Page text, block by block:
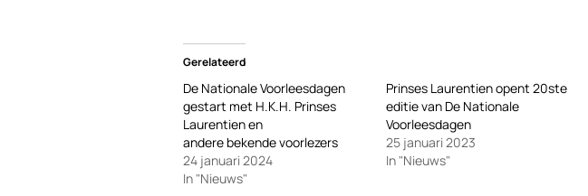
Gerelateerd
De Nationale Voorleesdagen
gestart met H.K.H. Prinses
Laurentien en
andere bekende voorlezers
24 januari 2024
In "Nieuws"
Prinses Laurentien opent 20ste
editie van De Nationale
Voorleesdagen
25 januari 2023
In "Nieuws"